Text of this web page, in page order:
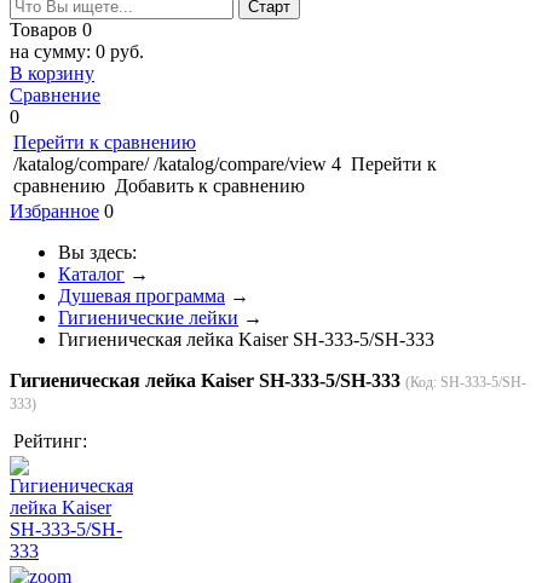
Товаров 0
на сумму: 0 руб.
В корзину
Сравнение
0
Перейти к сравнению
/katalog/compare/ /katalog/compare/view 4 Перейти к
сравнению Добавить к сравнению
Избранное 0
Вы здесь:
Каталог →
Душевая программа →
Гигиенические лейки →
Гигиеническая лейка Kaiser SH-333-5/SH-333
Гигиеническая лейка Kaiser SH-333-5/SH-333 (Код: SH-333-5/SH-
333)
Рейтинг: